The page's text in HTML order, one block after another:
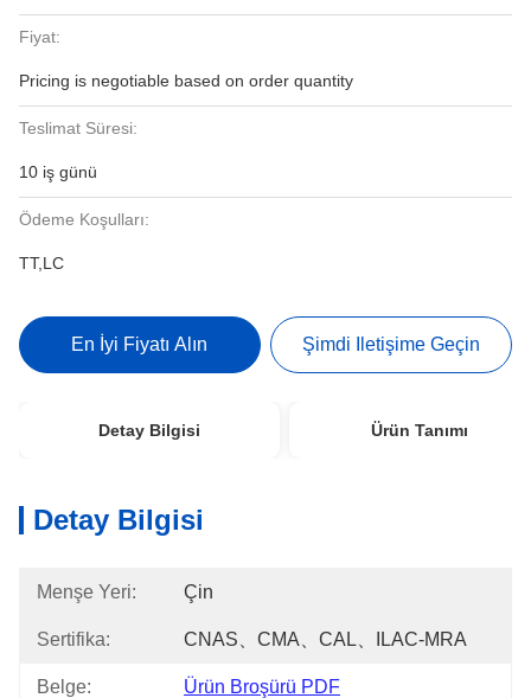
Fiyat:
Pricing is negotiable based on order quantity
Teslimat Süresi:
10 iş günü
Ödeme Koşulları:
TT,LC
En İyi Fiyatı Alın Şimdi Iletişime Geçin
Detay Bilgisi Ürün Tanımı
Detay Bilgisi
Menşe Yeri: Çin
Sertifika: CNAS、CMA、CAL、ILAC-MRA
Belge: Ürün Broşürü PDF